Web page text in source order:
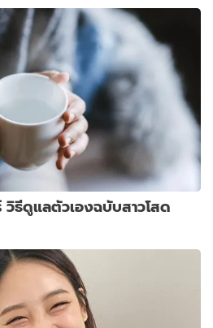
วิธีดูแลตัวเองฉบับสาวโสด